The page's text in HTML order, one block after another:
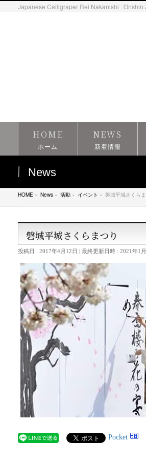
Japanese Calligraper Rei Nakanishi : Onshin
HOME
ホーム
NEWS
新着情報
News
HOME » News » 活動 » イベント » 磐城平城さくら
磐城平城さくらまつり
投稿日 : 2017年4月12日 最終更新日時 : 2021年1
Pocket